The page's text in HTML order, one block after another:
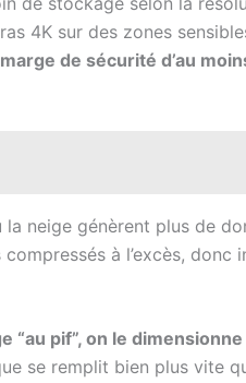
4K sur des zones
marge de sécurité d’au
neige génèrent plus de
à l’excès, donc
“au pif”, on le
se remplit bien plus vite